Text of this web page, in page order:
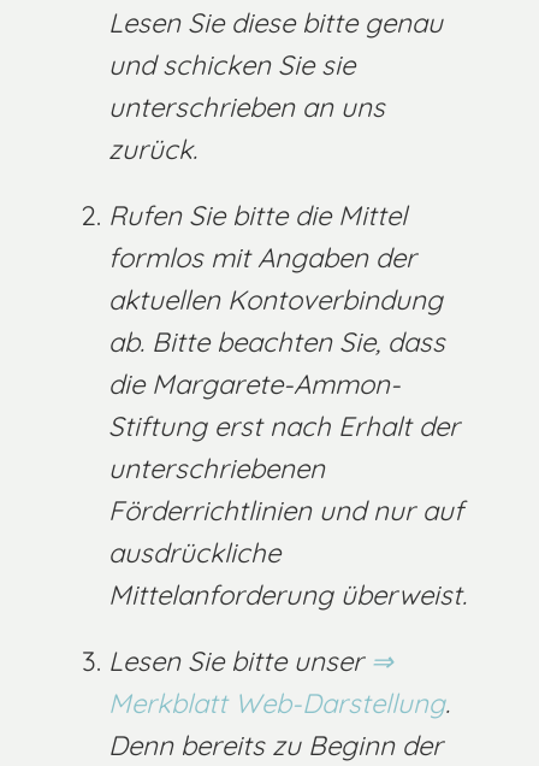
Lesen Sie diese bitte genau
und schicken Sie sie
unterschrieben an uns
zurück.
Rufen Sie bitte die Mittel
formlos mit Angaben der
aktuellen Kontoverbindung
ab. Bitte beachten Sie, dass
die Margarete-Ammon-
Stiftung erst nach Erhalt der
unterschriebenen
Förderrichtlinien und nur auf
ausdrückliche
Mittelanforderung überweist.
Lesen Sie bitte unser
Merkblatt Web-Darstellung.
Denn bereits zu Beginn der